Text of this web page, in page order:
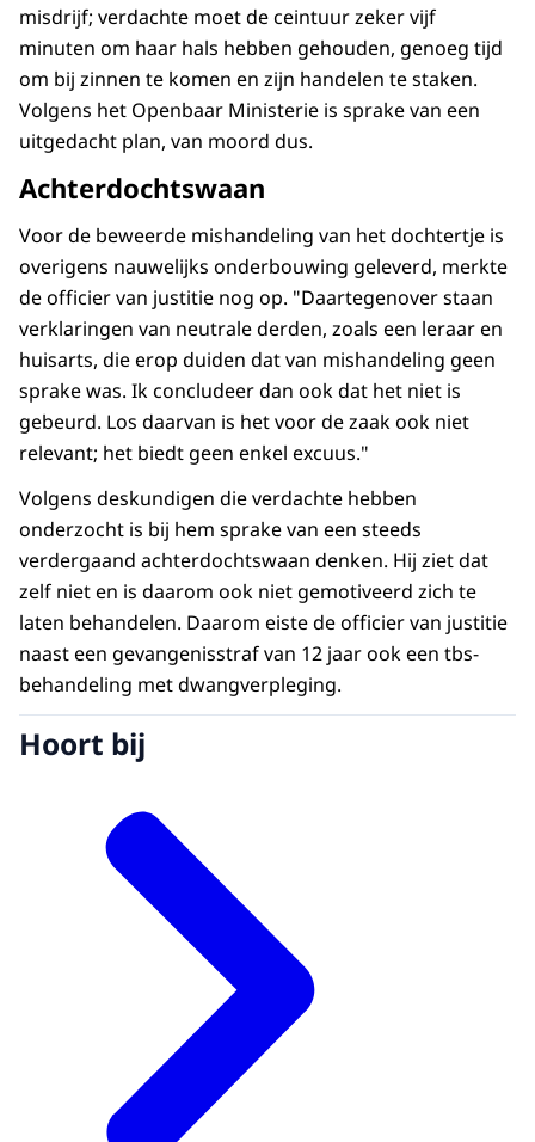
misdrijf; verdachte moet de ceintuur zeker vijf
minuten om haar hals hebben gehouden, genoeg tijd
om bij zinnen te komen en zijn handelen te staken.
Volgens het Openbaar Ministerie is sprake van een
uitgedacht plan, van moord dus.
Achterdochtswaan
Voor de beweerde mishandeling van het dochtertje is
overigens nauwelijks onderbouwing geleverd, merkte
de officier van justitie nog op. "Daartegenover staan
verklaringen van neutrale derden, zoals een leraar en
huisarts, die erop duiden dat van mishandeling geen
sprake was. Ik concludeer dan ook dat het niet is
gebeurd. Los daarvan is het voor de zaak ook niet
relevant; het biedt geen enkel excuus."
Volgens deskundigen die verdachte hebben
onderzocht is bij hem sprake van een steeds
verdergaand achterdochtswaan denken. Hij ziet dat
zelf niet en is daarom ook niet gemotiveerd zich te
laten behandelen. Daarom eiste de officier van justitie
naast een gevangenisstraf van 12 jaar ook een tbs-
behandeling met dwangverpleging.
Hoort bij